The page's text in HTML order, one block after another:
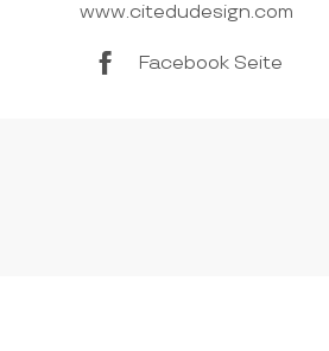
www.citedudesign.com
Facebook Seite